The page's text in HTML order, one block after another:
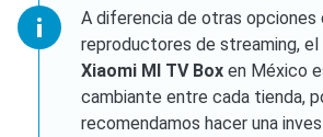
A diferencia de otras opciones
reproductores de streaming, el
Xiaomi MI TV Box en México
cambiante entre cada tienda,
recomendamos hacer una